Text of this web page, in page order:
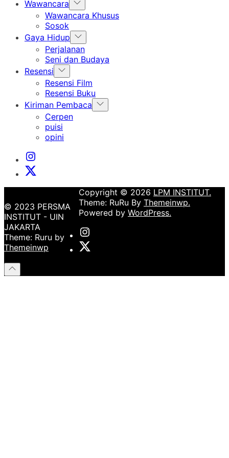
Wawancara Show
sub
Wawancara Khusus
Sosok
Gaya Hidup Show
sub
menu
Perjalanan
Seni dan Budaya
Resensi Show
sub
menu
Resensi Film
Resensi Buku
Kiriman Pembaca Show
sub
Cerpen
puisi
opini
Instagram
Institut
X
© 2023 PERSMA
INSTITUT - UIN
JAKARTA
Theme: Ruru by
Themeinwp
Copyright © 2026 LPM INSTITUT.
Theme: RuRu By Themeinwp.
Powered by WordPress.
Instagram
Institut
X